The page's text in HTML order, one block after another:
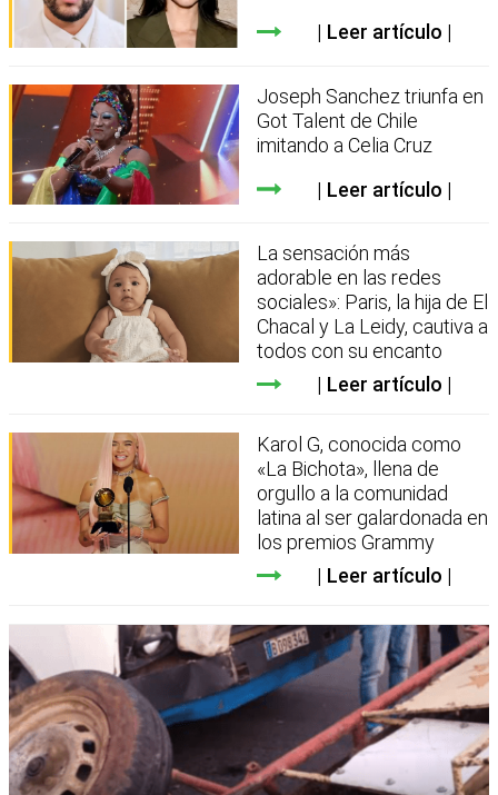
Leer artículo
Joseph Sanchez triunfa en
Got Talent de Chile
imitando a Celia Cruz
Leer artículo
La sensación más
adorable en las redes
sociales»: Paris, la hija de El
Chacal y La Leidy, cautiva a
todos con su encanto
Leer artículo
Karol G, conocida como
«La Bichota», llena de
orgullo a la comunidad
latina al ser galardonada en
los premios Grammy
Leer artículo